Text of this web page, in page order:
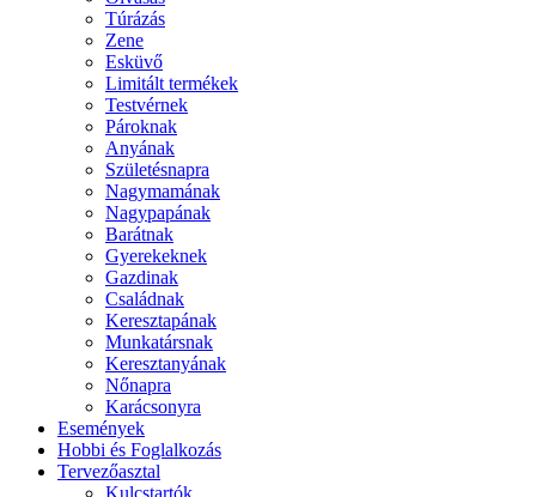
Túrázás
Zene
Esküvő
Limitált termékek
Testvérnek
Pároknak
Anyának
Születésnapra
Nagymamának
Nagypapának
Barátnak
Gyerekeknek
Gazdinak
Családnak
Keresztapának
Munkatársnak
Keresztanyának
Nőnapra
Karácsonyra
Események
Hobbi és Foglalkozás
Tervezőasztal
Kulcstartók